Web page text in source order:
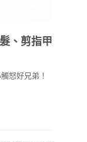
、剪指甲
怒好兄弟！